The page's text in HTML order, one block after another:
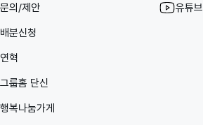
문의/제안
배분신청
연혁
그룹홈 단신
행복나눔가게
유튜브